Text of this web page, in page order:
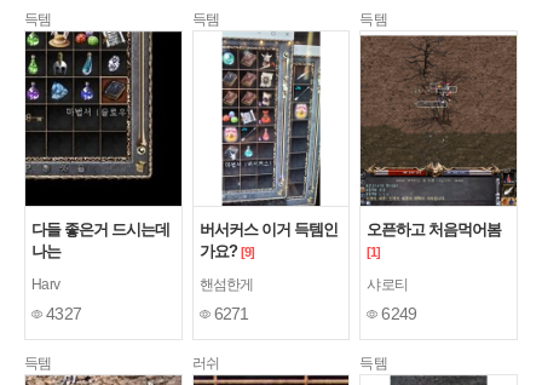
득템
다들 좋은거 드시는데
나는
Harv
4327
득템
버서커스 이거 득템인
가요? [9]
핸섬한게
6271
득템
오픈하고 처음먹어봄
[1]
샤로티
6249
득템 러쉬 득템